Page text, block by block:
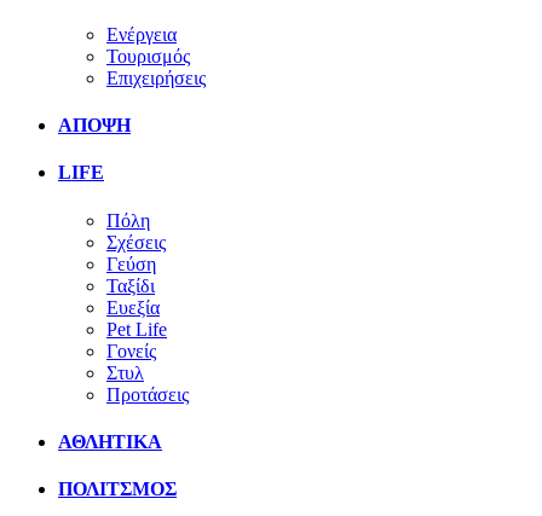
Ενέργεια
Τουρισμός
Επιχειρήσεις
ΑΠΟΨΗ
LIFE
Πόλη
Σχέσεις
Γεύση
Ταξίδι
Ευεξία
Pet Life
Γονείς
Στυλ
Προτάσεις
ΑΘΛΗΤΙΚΑ
ΠΟΛΙΤΣΜΟΣ